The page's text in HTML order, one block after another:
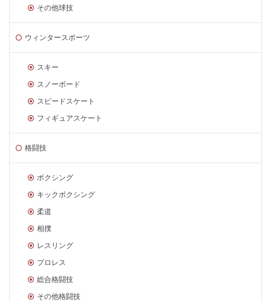
その他球技
ウィンタースポーツ
スキー
スノーボード
スピードスケート
フィギュアスケート
格闘技
ボクシング
キックボクシング
柔道
相撲
レスリング
プロレス
総合格闘技
その他格闘技